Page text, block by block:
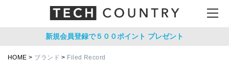
新規会員登録で５００ポイント プレゼント
HOME ブランド
Filed Record